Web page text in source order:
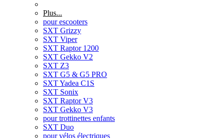
Plus...
pour escooters
SXT Grizzy
SXT Viper
SXT Raptor 1200
SXT Gekko V2
SXT Z3
SXT G5 & G5 PRO
SXT Yadea C1S
SXT Sonix
SXT Raptor V3
SXT Gekko V3
pour trottinettes enfants
SXT Duo
pour vélos électriques